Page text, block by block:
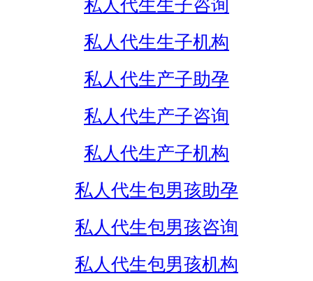
私人代生生子咨询
私人代生生子机构
私人代生产子助孕
私人代生产子咨询
私人代生产子机构
私人代生包男孩助孕
私人代生包男孩咨询
私人代生包男孩机构